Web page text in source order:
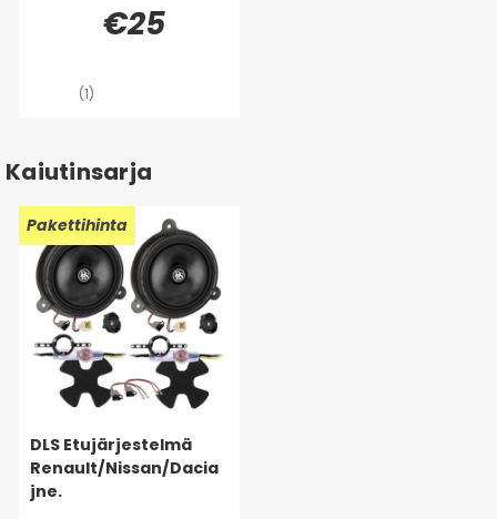
€25
(1)
Kaiutinsarja
Pakettihinta
DLS Etujärjestelmä
Renault/Nissan/Dacia
jne.